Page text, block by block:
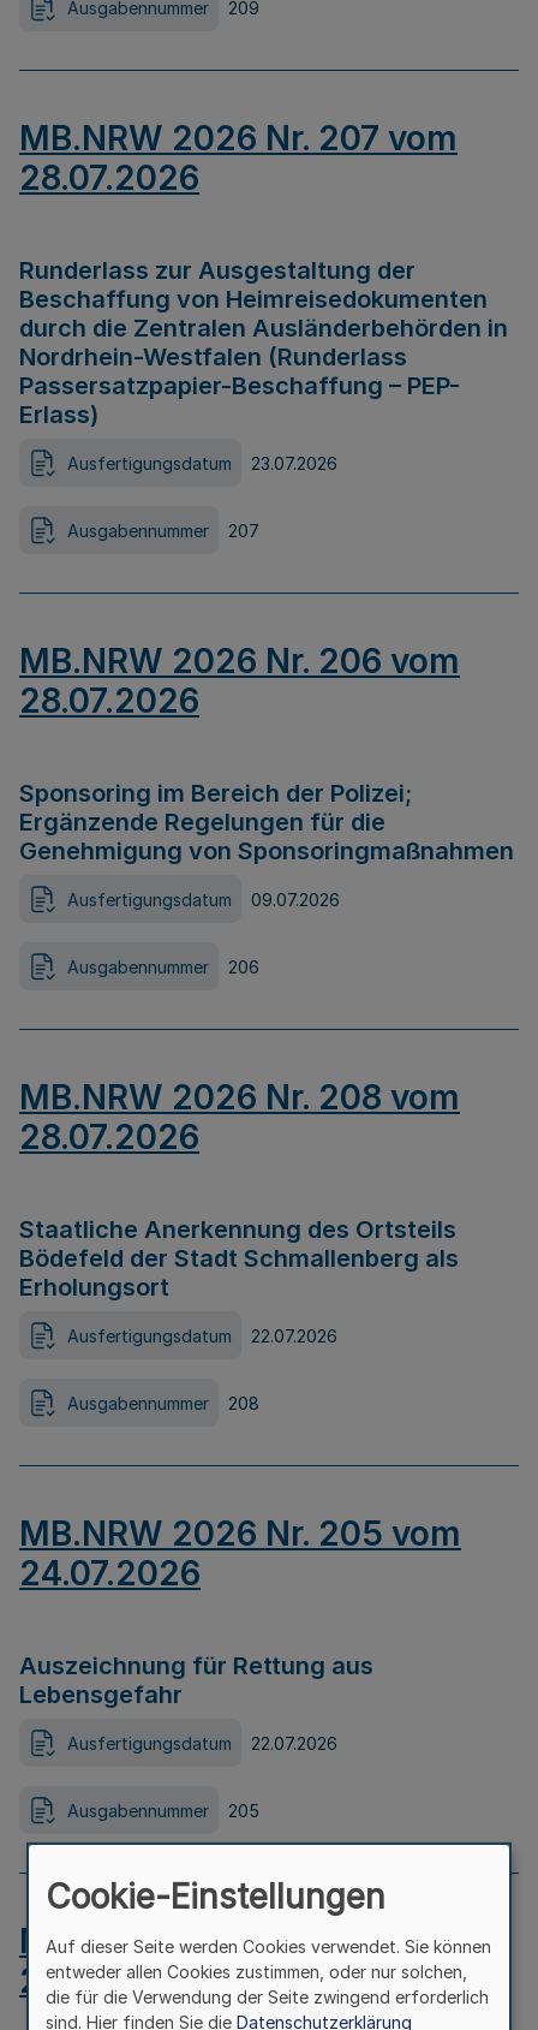
Ausgabennummer 209
MB.NRW 2026 Nr. 207 vom
28.07.2026
Runderlass zur Ausgestaltung der
Beschaffung von Heimreisedokumenten
durch die Zentralen Ausländerbehörden in
Nordrhein-Westfalen (Runderlass
Passersatzpapier-Beschaffung – PEP-
Erlass)
Ausfertigungsdatum 23.07.2026
Ausgabennummer 207
MB.NRW 2026 Nr. 206 vom
28.07.2026
Sponsoring im Bereich der Polizei;
Ergänzende Regelungen für die
Genehmigung von Sponsoringmaßnahmen
Ausfertigungsdatum 09.07.2026
Ausgabennummer 206
MB.NRW 2026 Nr. 208 vom
28.07.2026
Staatliche Anerkennung des Ortsteils
Bödefeld der Stadt Schmallenberg als
Erholungsort
Ausfertigungsdatum 22.07.2026
Ausgabennummer 208
MB.NRW 2026 Nr. 205 vom
24.07.2026
Auszeichnung für Rettung aus
Lebensgefahr
Ausfertigungsdatum 22.07.2026
Ausgabennummer 205
MB.NRW 2026 Nr. 204 vom
24.07.2026
Cookie-Einstellungen
Auf dieser Seite werden Cookies verwendet. Sie können
entweder allen Cookies zustimmen, oder nur solchen,
die für die Verwendung der Seite zwingend erforderlich
sind. Hier finden Sie die Datenschutzerklärung